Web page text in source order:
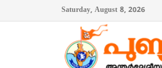
Saturday, August 8, 2026